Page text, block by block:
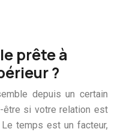
prête à
?
depuis un certain
être si votre relation est
temps est un facteur,